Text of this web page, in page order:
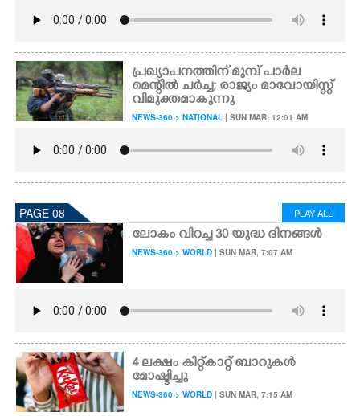
പ്രഖ്യാപനത്തിന് മുമ്പ് പാർല
മെന്റിൽ ചർച്ച; രാജ്യം മാവോയിസ്റ്റ്
വിമുക്തമാകുന്നു
NEWS-360 > NATIONAL | SUN MAR, 12:01 AM
PAGE 08 PLAY ALL
ലോകം വിറച്ച 30 യുദ്ധ ദിനങ്ങൾ
NEWS-360 > WORLD | SUN MAR, 7:07 AM
4 ലക്ഷം കിറ്റ്കാറ്റ് ബാറുകൾ
മോഷ്ടിച്ചു
NEWS-360 > WORLD | SUN MAR, 7:15 AM